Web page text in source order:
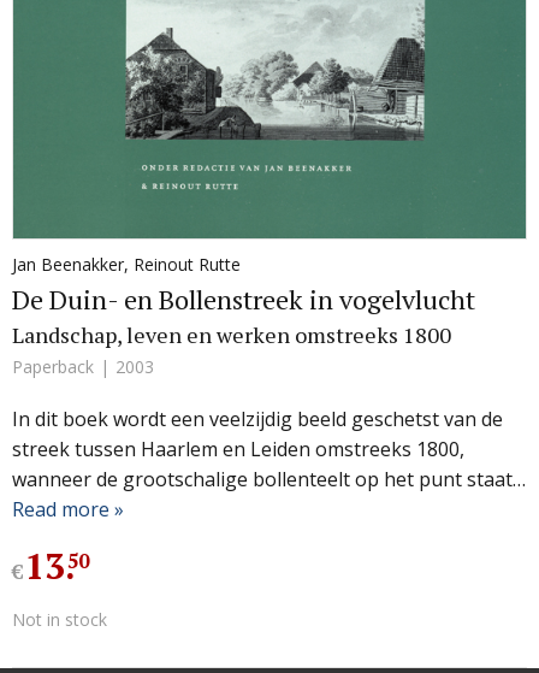
Jan Beenakker, Reinout Rutte
De Duin- en Bollenstreek in vogelvlucht
Landschap, leven en werken omstreeks 1800
Paperback 2003
In dit boek wordt een veelzijdig beeld geschetst van de
streek tussen Haarlem en Leiden omstreeks 1800,
wanneer de grootschalige bollenteelt op het punt staat…
Read more »
€13.
50
Not in stock